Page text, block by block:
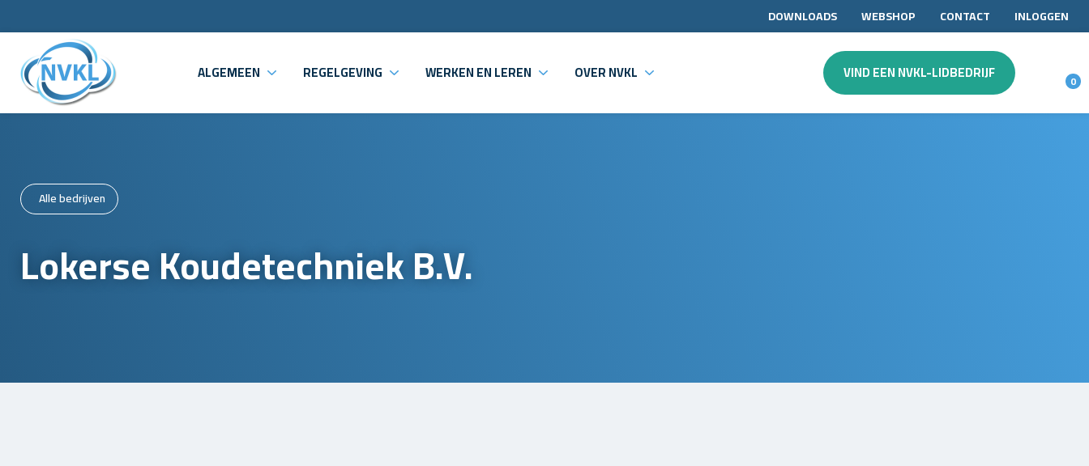
DOWNLOADS WEBSHOP CONTACT INLOGGEN
ALGEMEEN REGELGEVING WERKEN EN LEREN OVER NVKL VIND EEN NVKL-LIDBEDRIJF 0
Alle bedrijven
Lokerse Koudetechniek B.V.